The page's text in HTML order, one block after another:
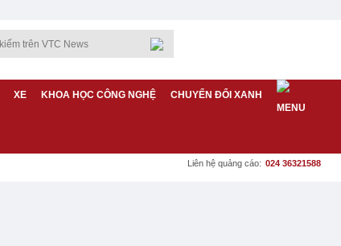
XE KHOA HỌC CÔNG NGHỆ CHUYỂN ĐỔI XANH
Liên hệ quảng cáo: 024 36321588